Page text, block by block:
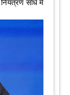
संधि में